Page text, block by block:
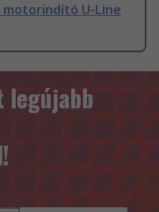
motorindító U-Line
legújabb